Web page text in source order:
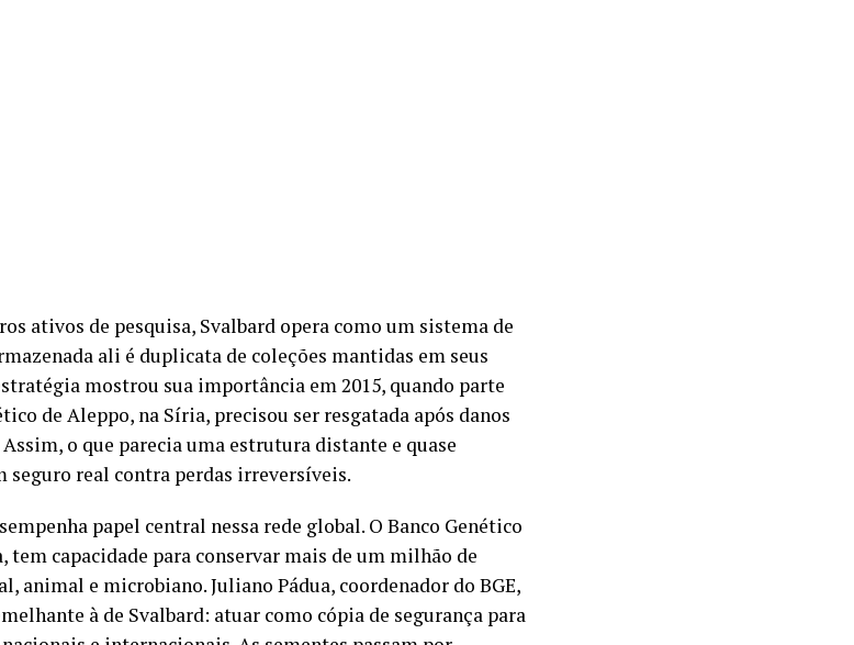
ativos de pesquisa, Svalbard opera como um sistema de
ali é duplicata de coleções mantidas em seus
mostrou sua importância em 2015, quando parte
de Aleppo, na Síria, precisou ser resgatada após danos
o que parecia uma estrutura distante e quase
seguro real contra perdas irreversíveis.
papel central nessa rede global. O Banco Genético
tem capacidade para conservar mais de um milhão de
animal e microbiano. Juliano Pádua, coordenador do BGE,
à de Svalbard: atuar como cópia de segurança para